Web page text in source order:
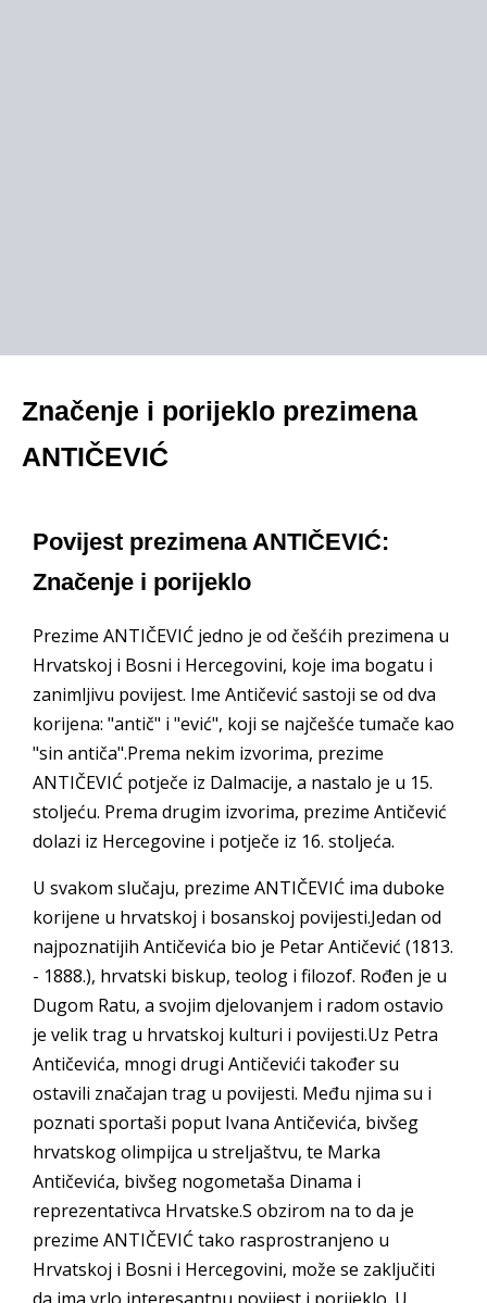
Značenje i porijeklo prezimena
ANTIČEVIĆ
Povijest prezimena ANTIČEVIĆ:
Značenje i porijeklo
Prezime ANTIČEVIĆ jedno je od češćih prezimena u
Hrvatskoj i Bosni i Hercegovini, koje ima bogatu i
zanimljivu povijest. Ime Antičević sastoji se od dva
korijena: "antič" i "ević", koji se najčešće tumače kao
"sin antiča".Prema nekim izvorima, prezime
ANTIČEVIĆ potječe iz Dalmacije, a nastalo je u 15.
stoljeću. Prema drugim izvorima, prezime Antičević
dolazi iz Hercegovine i potječe iz 16. stoljeća.
U svakom slučaju, prezime ANTIČEVIĆ ima duboke
korijene u hrvatskoj i bosanskoj povijesti.Jedan od
najpoznatijih Antičevića bio je Petar Antičević (1813.
- 1888.), hrvatski biskup, teolog i filozof. Rođen je u
Dugom Ratu, a svojim djelovanjem i radom ostavio
je velik trag u hrvatskoj kulturi i povijesti.Uz Petra
Antičevića, mnogi drugi Antičevići također su
ostavili značajan trag u povijesti. Među njima su i
poznati sportaši poput Ivana Antičevića, bivšeg
hrvatskog olimpijca u streljaštvu, te Marka
Antičevića, bivšeg nogometaša Dinama i
reprezentativca Hrvatske.S obzirom na to da je
prezime ANTIČEVIĆ tako rasprostranjeno u
Hrvatskoj i Bosni i Hercegovini, može se zaključiti